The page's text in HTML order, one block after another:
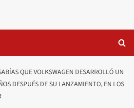
QUE VOLKSWAGEN DESARROLLÓ UN
DESPUÉS DE SU LANZAMIENTO, EN LOS